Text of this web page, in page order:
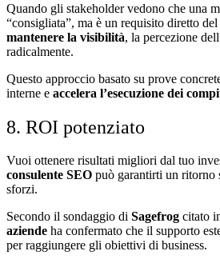
Quando gli stakeholder vedono che una
“consigliata”, ma è un requisito diretto
mantenere la visibilità, la percezione
radicalmente.
Questo approccio basato su prove
interne e accelera l’esecuzione dei
8. ROI potenziato
Vuoi ottenere risultati migliori dal tuo
consulente SEO può garantirti un
sforzi.
Secondo il sondaggio di Sagefrog citato
aziende ha confermato che il supporto
per raggiungere gli obiettivi di business.